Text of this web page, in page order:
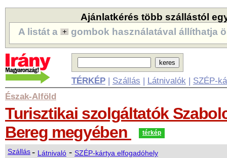
Ajánlatkérés több szállástól
A listát a
gombok használatával állíthatja
TÉRKÉP| Szállás | Látnivalók | SZÉP-
Észak-Alföld
Turisztikai szolgáltatók
Bereg megyében
térkép
Szállás- Látnivaló - SZÉP-kártya elfogadóhely